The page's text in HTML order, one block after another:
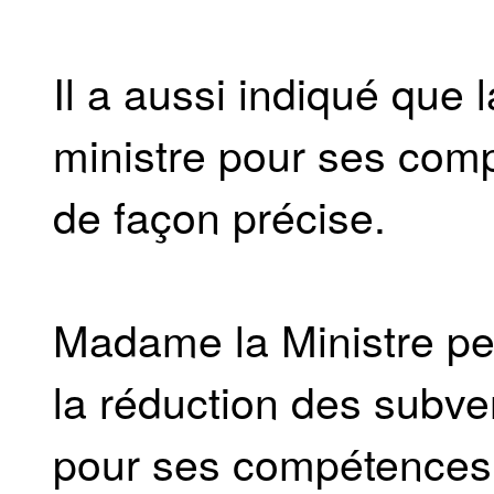
Il a aussi indiqué que
ministre pour ses
de façon précise.
Madame la Ministre
la réduction des
pour ses